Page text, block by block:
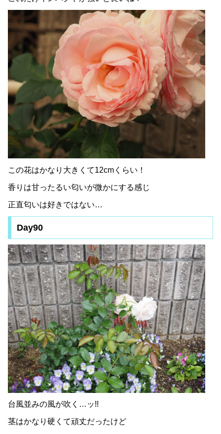
この花はかなり大きくて12cmくらい！
香りは甘ったるい匂いが微かにする感じ
正直匂いは好きではない…
Day90
台風並みの風が吹く…ッ!!
茎はかなり硬くて頑丈だったけど